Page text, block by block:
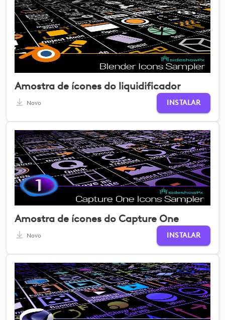
Amostra de ícones do liquidificador
Novo INSTALAR
Amostra de ícones do Capture One
Novo INSTALAR